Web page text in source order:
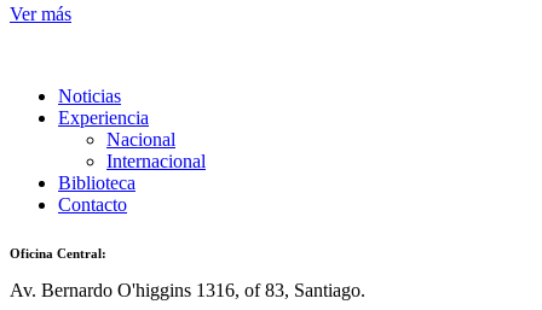
Ver más
Noticias
Experiencia
Nacional
Internacional
Biblioteca
Contacto
Oficina Central:
Av. Bernardo O'higgins 1316, of 83, Santiago.